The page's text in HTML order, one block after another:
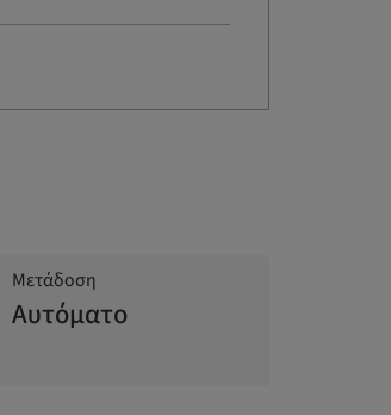
Μετάδοση
Αυτόματο